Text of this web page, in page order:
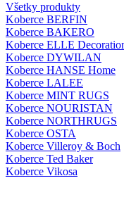
Všetky produkty
Koberce BERFIN
Koberce BAKERO
Koberce ELLE
Koberce DYWILAN
Koberce HANSE Home
Koberce LALEE
Koberce MINT RUGS
Koberce NOURISTAN
Koberce NORTHRUGS
Koberce OSTA
Koberce Villeroy & Boch
Koberce Ted Baker
Koberce Vikosa